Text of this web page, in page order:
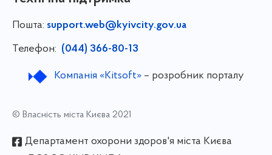
Пошта: support.web@kyivcity.gov.ua
Телефон: (044) 366-80-13
Компанія «Kitsoft»– розробник порталу
© Власність міста Києва 2021
Департамент охорони здоров'я міста Києва